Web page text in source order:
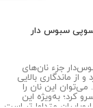
سبوس دار
جزء نان‌های
از ماندگاری بالایی
می‌توان این نان را
کرد؛ به‌ویژه این